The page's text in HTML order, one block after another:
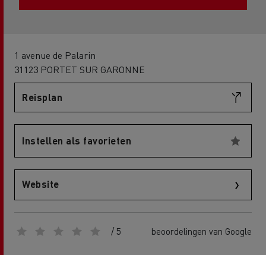
1 avenue de Palarin
31123 PORTET SUR GARONNE
Reisplan
Instellen als favorieten
Website
/ 5 beoordelingen van Google